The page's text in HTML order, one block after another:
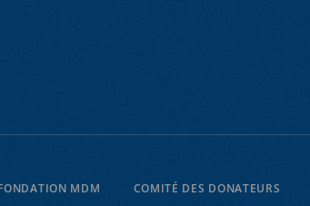
FONDATION MDM COMITÉ DES DONATEURS